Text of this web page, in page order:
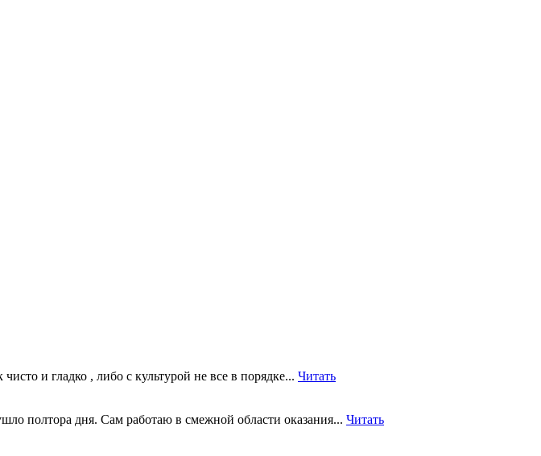
и гладко , либо с культурой не все в порядке... Читать
полтора дня. Сам работаю в смежной области оказания... Читать